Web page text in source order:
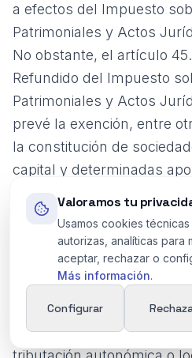
a efectos del Impuesto
Patrimoniales y Actos
No obstante, el artículo
Refundido del Impuesto
Patrimoniales y Actos
prevé la exención, entre
la constitución de
capital y determinadas
La exención no significa
documentarse sin análisis
revisar si existen
garantías, inmuebles,
pactos complejos o
Valoramos tu
Usamos cookies
autorizas, analíticas para
aceptar, rechazar o
Más información.
Configurar